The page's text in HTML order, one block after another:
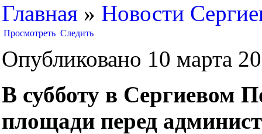
Главная » Новости
Просмотреть Следить
Опубликовано 10 марта
В субботу в Сергиевом
площади перед